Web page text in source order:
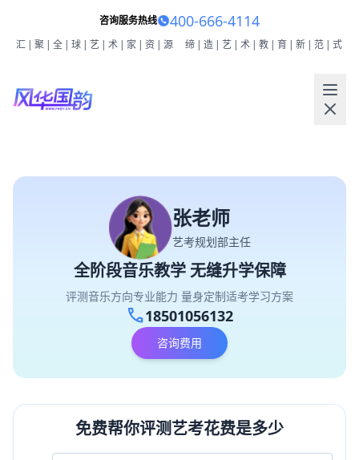
咨询服务热线 400-666-4114
汇|聚|全|球|艺|术|家|资|源 缔|造|艺|术|教|育|新|范|式
张老师
艺考规划部主任
全阶段音乐教学 无缝升学保障
评测音乐方向专业能力 量身定制适考学习方案
call18501056132
咨询费用
免费帮你评测艺考花费是多少